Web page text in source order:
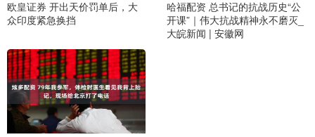
欧皇证券 开出天价罚单后，大
众印度紧急换挡
哈福配资 总书记的抗战历史“公
开课”｜伟大抗战精神永不磨灭_
大皖新闻 | 安徽网